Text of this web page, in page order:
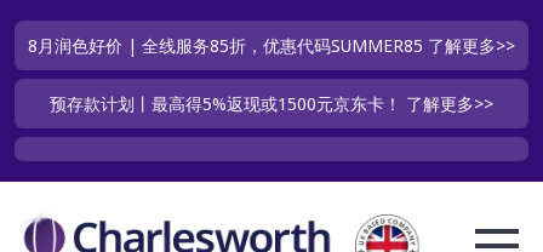
8月润色好价 | 全线服务85折，优惠代码SUMMER85 了解更多>>
预存款计划丨最高得5%返现或1500元京东卡！ 了解更多>>